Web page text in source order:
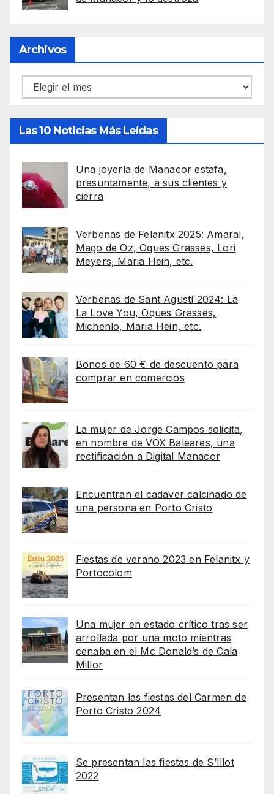
Archivos
Archivos
Las 10 Noticias Más Leídas
Una joyería de Manacor estafa,
presuntamente, a sus clientes y
cierra
Verbenas de Felanitx 2025: Amaral,
Mago de Oz, Oques Grasses, Lori
Meyers, Maria Hein, etc.
Verbenas de Sant Agustí 2024: La
La Love You, Oques Grasses,
Michenlo, Maria Hein, etc.
Bonos de 60 € de descuento para
comprar en comercios
La mujer de Jorge Campos solicita,
en nombre de VOX Baleares, una
rectificación a Digital Manacor
Encuentran el cadaver calcinado de
una persona en Porto Cristo
Fiestas de verano 2023 en Felanitx y
Portocolom
Una mujer en estado crítico tras ser
arrollada por una moto mientras
cenaba en el Mc Donald’s de Cala
Millor
Presentan las fiestas del Carmen de
Porto Cristo 2024
Se presentan las fiestas de S’Illot
2022